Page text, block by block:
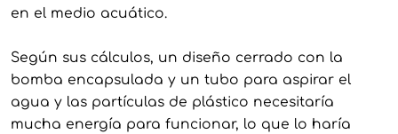
en el medio acuático.
Según sus cálculos, un diseño cerrado con la
bomba encapsulada y un tubo para aspirar el
agua y las partículas de plástico necesitaría
mucha energía para funcionar, lo que lo haría